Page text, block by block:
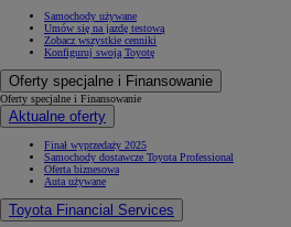
Samochody używane
Umów się na jazdę testową
Zobacz wszystkie cenniki
Konfiguruj swoją Toyotę
Oferty specjalne i Finansowanie
Oferty specjalne i Finansowanie
Aktualne oferty
Finał wyprzedaży 2025
Samochody dostawcze Toyota Professional
Oferta biznesowa
Auta używane
Toyota Financial Services